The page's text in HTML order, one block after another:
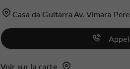
Casa da Guitarra Av. Vimara
Voir sur la carte